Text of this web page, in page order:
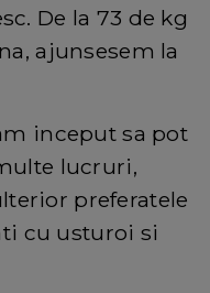
De la 73 de kg
ajunsesem la
inceput sa pot
lucruri,
preferatele
cu usturoi si